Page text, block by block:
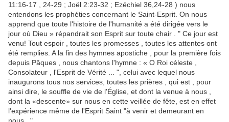
11:16-17 , 24-29 ; Joël 2:23-32 ; Ezéchiel 36,24-28 ) nous
entendons les prophéties concernant le Saint-Esprit. On nous
apprend que toute l'histoire de l'humanité a été dirigée vers le
jour où Dieu » répandrait son Esprit sur toute chair . " Ce jour est
venu! Tout espoir , toutes les promesses , toutes les attentes ont
été remplies. A la fin des hymnes apostiche , pour la première fois
depuis Pâques , nous chantons l'hymne : « O Roi céleste ,
Consolateur , l'Esprit de Vérité ... ", celui avec lequel nous
inaugurons tous nos services, toutes les prières ,
qui est , pour
ainsi dire, le souffle de vie de l'Église, et dont la venue à nous ,
dont la «descente» sur nous en cette veillée de fête, est en effet
l'expérience même de l'Esprit Saint "à venir et demeurant en